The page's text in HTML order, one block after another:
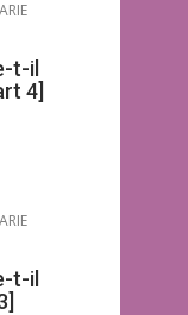
t-il
4]
t-il